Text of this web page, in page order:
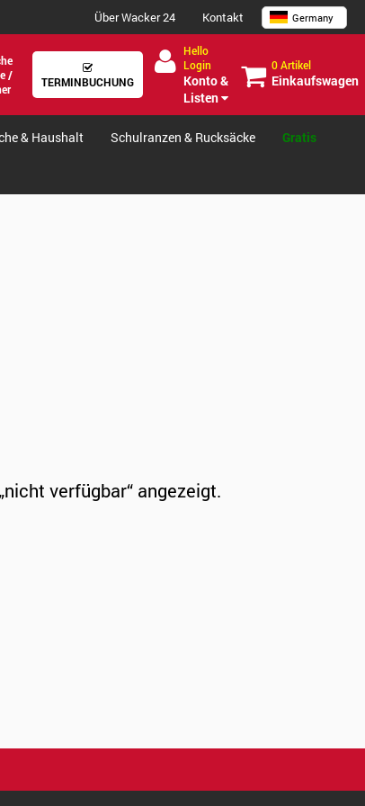
Über Wacker 24 Kontakt Germany
/
TERMINBUCHUNG
Hello
Login
Konto &
Listen
0 Artikel
Einkaufswagen
& Haushalt Schulranzen & Rucksäcke Gratis
verfügbar“ angezeigt.